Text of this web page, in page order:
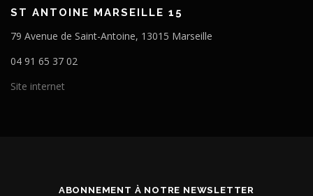
ST ANTOINE MARSEILLE 15
79 Avenue de Saint-Antoine, 13015 Marseille
04 91 65 37 02
Site internet
ABONNEMENT À NOTRE NEWSLETTER